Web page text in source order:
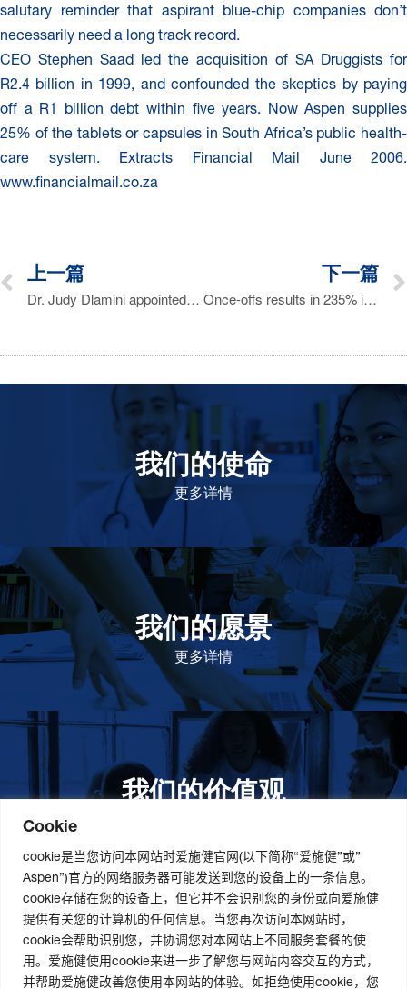
Cookie
cookie是当您访问本网站时爱施健官网(以下简称“爱施健”或”
Aspen”)官方的网络服务器可能发送到您的设备上的一条信息。
cookie存储在您的设备上，但它并不会识别您的身份或向爱施健
提供有关您的计算机的任何信息。当您再次访问本网站时，
cookie会帮助识别您，并协调您对本网站上不同服务套餐的使
用。爱施健使用cookie来进一步了解您与网站内容交互的方式，
并帮助爱施健改善您使用本网站的体验。如拒绝使用cookie，您
salutary reminder that aspirant blue-chip companies don’t
necessarily need a long track record.
CEO Stephen Saad led the acquisition of SA Druggists for
R2.4 billion in 1999, and confounded the skeptics by paying
off a R1 billion debt within five years. Now Aspen supplies
25% of the tablets or capsules in South Africa’s public health-
care system. Extracts Financial Mail June 2006.
www.financialmail.co.za
上一篇
Dr. Judy Dlamini appointed chairman designate at Aspen
下一篇
Once-offs results in 235% increase in HEPS
我们的使命
更多详情
致力于提高患者的生命健康和质量
我们的愿景
更多详情
作为一个负责任的企业公民，在全球提高优质和患者可
及的药物，传递我们的价值。
我们的价值观
我们的价值观是爱施健存立和发展的基石。集团上下以
此为指引，为实现集团目标而共同奋斗。
关于我们
爱施健集团概况
爱施健中国概况
社会责任
道德与合规管理
社会经济发展项目
职业发展
爱施健中国职业发展
爱施健中国岗位招聘